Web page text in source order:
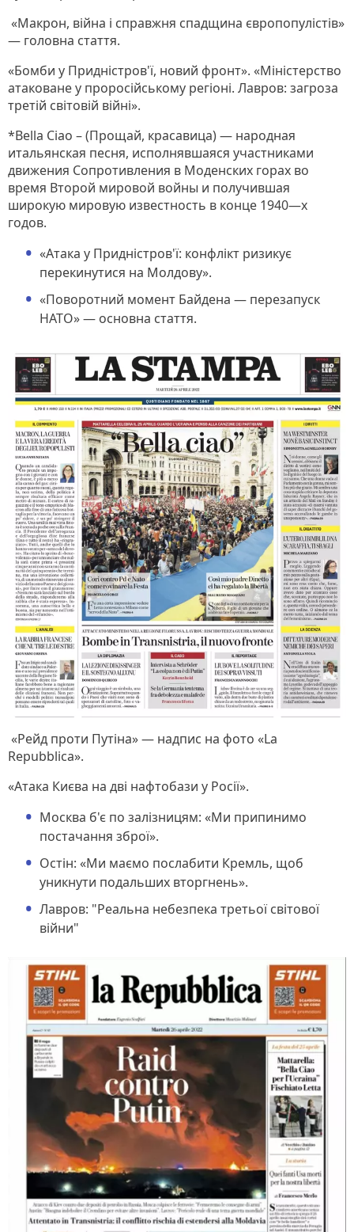
«Макрон, війна і справжня спадщина європопулістів»
— головна стаття.
«Бомби у Придністров'ї, новий фронт». «Міністерство
атаковане у проросійському регіоні. Лавров: загроза
третій світовій війні».
*Bella Сiao – (Прощай, красавица) — народная
итальянская песня, исполнявшаяся участниками
движения Сопротивления в Моденских горах во
время Второй мировой войны и получившая
широкую мировую известность в конце 1940—х
годов.
«Атака у Придністров'ї: конфлікт ризикує
перекинутися на Молдову».
«Поворотний момент Байдена — перезапуск
НАТО» — основна стаття.
«Рейд проти Путіна» — надпис на фото «La
Repubblica».
«Атака Києва на дві нафтобази у Росії».
Москва б'є по залізницям: «Ми припинимо
постачання зброї».
Остін: «Ми маємо послабити Кремль, щоб
уникнути подальших вторгнень».
Лавров: "Реальна небезпека третьої світової
війни"